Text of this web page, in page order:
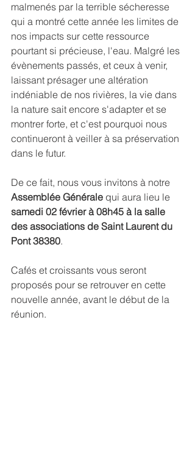
malmenés par la terrible sécheresse
qui a montré cette année les limites de
nos impacts sur cette ressource
pourtant si précieuse, l'eau. Malgré les
évènements passés, et ceux à venir,
laissant présager une altération
indéniable de nos rivières, la vie dans
la nature sait encore s'adapter et se
montrer forte, et c'est pourquoi nous
continueront à veiller à sa préservation
dans le futur.
De ce fait, nous vous invitons à notre
Assemblée Générale qui aura lieu le
samedi 02 février à 08h45 à la salle
des associations de Saint Laurent du
Pont 38380.
Cafés et croissants vous seront
proposés pour se retrouver en cette
nouvelle année, avant le début de la
réunion.